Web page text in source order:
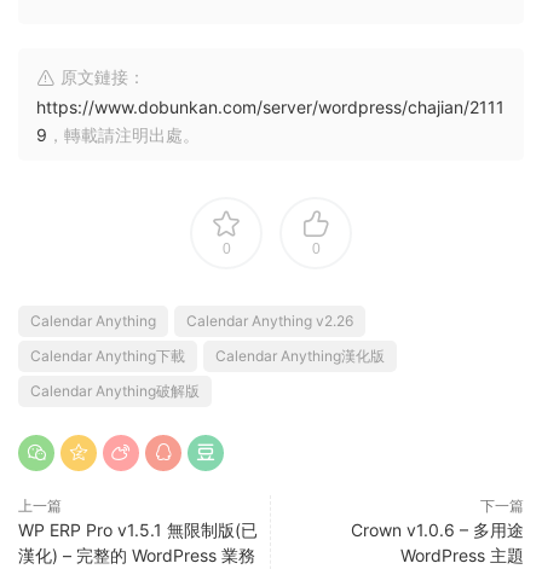
原文鏈接：
https://www.dobunkan.com/server/wordpress/chajian/2111
9 ，轉載請注明出處。
0 0
Calendar Anything
Calendar Anything v2.26
Calendar Anything下載
Calendar Anything漢化版
Calendar Anything破解版
上一篇
WP ERP Pro v1.5.1 無限制版(已
漢化) – 完整的 WordPress 業務
下一篇
Crown v1.0.6 – 多用途
WordPress 主題